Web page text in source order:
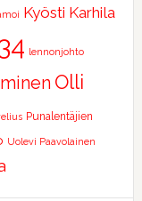
Kyösti Karhila
lennonjohto
Olli
Punalentäjien
Uolevi Paavolainen